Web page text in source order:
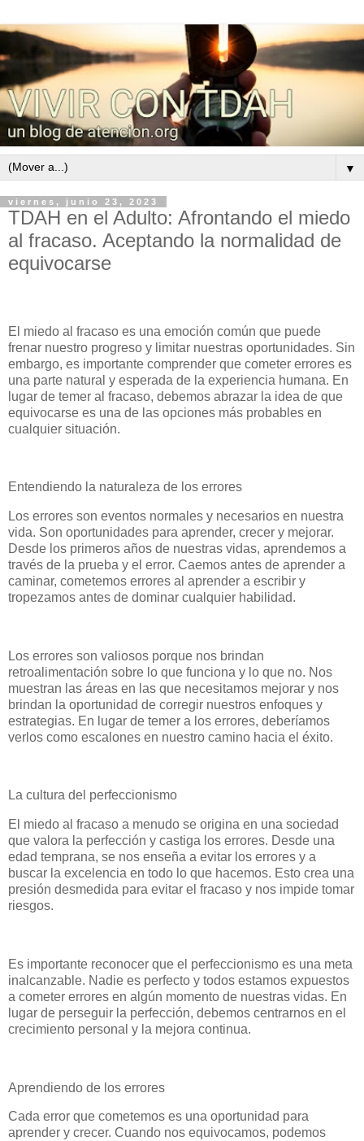
▼
viernes, junio 23, 2023
TDAH en el Adulto: Afrontando el miedo
al fracaso. Aceptando la normalidad de
equivocarse
El miedo al fracaso es una emoción común que puede
frenar nuestro progreso y limitar nuestras oportunidades. Sin
embargo, es importante comprender que cometer errores es
una parte natural y esperada de la experiencia humana. En
lugar de temer al fracaso, debemos abrazar la idea de que
equivocarse es una de las opciones más probables en
cualquier situación.
Entendiendo la naturaleza de los errores
Los errores son eventos normales y necesarios en nuestra
vida. Son oportunidades para aprender, crecer y mejorar.
Desde los primeros años de nuestras vidas, aprendemos a
través de la prueba y el error. Caemos antes de aprender a
caminar, cometemos errores al aprender a escribir y
tropezamos antes de dominar cualquier habilidad.
Los errores son valiosos porque nos brindan
retroalimentación sobre lo que funciona y lo que no. Nos
muestran las áreas en las que necesitamos mejorar y nos
brindan la oportunidad de corregir nuestros enfoques y
estrategias. En lugar de temer a los errores, deberíamos
verlos como escalones en nuestro camino hacia el éxito.
La cultura del perfeccionismo
El miedo al fracaso a menudo se origina en una sociedad
que valora la perfección y castiga los errores. Desde una
edad temprana, se nos enseña a evitar los errores y a
buscar la excelencia en todo lo que hacemos. Esto crea una
presión desmedida para evitar el fracaso y nos impide tomar
riesgos.
Es importante reconocer que el perfeccionismo es una meta
inalcanzable. Nadie es perfecto y todos estamos expuestos
a cometer errores en algún momento de nuestras vidas. En
lugar de perseguir la perfección, debemos centrarnos en el
crecimiento personal y la mejora continua.
Aprendiendo de los errores
Cada error que cometemos es una oportunidad para
aprender y crecer. Cuando nos equivocamos, podemos